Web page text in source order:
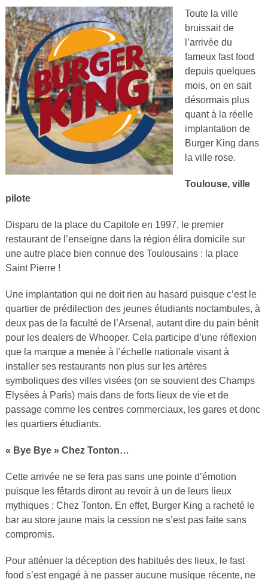
Publié
le
26
mai
2015
par
Cuisine
Ta
Mère
Toute la ville
bruissait de
l’arrivée du
fameux fast food
depuis quelques
mois, on en sait
désormais plus
quant à la réelle
implantation de
Burger King dans
la ville rose.
Toulouse, ville
pilote
Disparu de la place du Capitole en 1997, le premier
restaurant de l’enseigne dans la région élira domicile sur
une autre place bien connue des Toulousains : la place
Saint Pierre !
Une implantation qui ne doit rien au hasard puisque c’est le
quartier de prédilection des jeunes étudiants noctambules, à
deux pas de la faculté de l’Arsenal, autant dire du pain bénit
pour les dealers de Whooper. Cela participe d’une réflexion
que la marque a menée à l’échelle nationale visant à
installer ses restaurants non plus sur les artères
symboliques des villes visées (on se souvient des Champs
Elysées à Paris) mais dans de forts lieux de vie et de
passage comme les centres commerciaux, les gares et donc
les quartiers étudiants.
« Bye Bye » Chez Tonton…
Cette arrivée ne se fera pas sans une pointe d’émotion
puisque les fêtards diront au revoir à un de leurs lieux
mythiques : Chez Tonton. En effet, Burger King a racheté le
bar au store jaune mais la cession ne s’est pas faite sans
compromis.
Pour atténuer la déception des habitués des lieux, le fast
food s’est engagé à ne passer aucune musique récente, ne